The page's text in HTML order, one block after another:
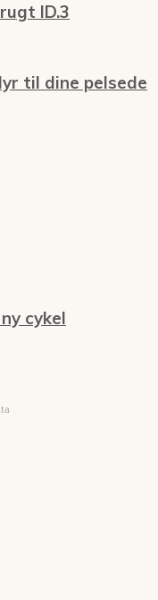
ID.3
til dine pelsede
cykel